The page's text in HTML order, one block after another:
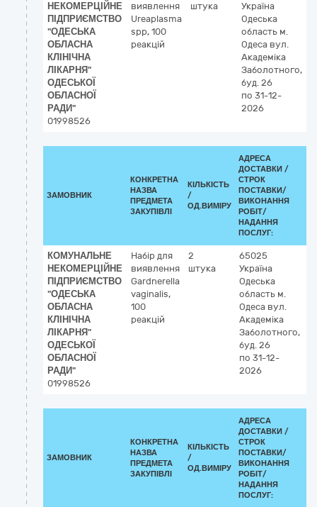
НЕКОМЕРЦІЙНЕ
ПІДПРИЄМСТВО
"ОДЕСЬКА
ОБЛАСНА
КЛІНІЧНА
ЛІКАРНЯ"
ОДЕСЬКОЇ
ОБЛАСНОЇ
РАДИ"
01998526
виявлення
Ureaplasma
spp, 100
реакцій
штука
Україна
Одеська
область м.
Одеса вул.
Академіка
Заболотного,
буд. 26
по 31-12-
2026
ЗАМОВНИК
КОНКРЕТНА
НАЗВА
ПРЕДМЕТА
ЗАКУПІВЛІ
КІЛЬКІСТЬ
/
ОД.ВИМІРУ
АДРЕСА
ДОСТАВКИ /
СТРОК
ПОСТАВКИ/
ВИКОНАННЯ
РОБІТ/
НАДАННЯ
ПОСЛУГ:
КОМУНАЛЬНЕ
НЕКОМЕРЦІЙНЕ
ПІДПРИЄМСТВО
"ОДЕСЬКА
ОБЛАСНА
КЛІНІЧНА
ЛІКАРНЯ"
ОДЕСЬКОЇ
ОБЛАСНОЇ
РАДИ"
01998526
Набір для
виявлення
Gardnerella
vaginalis,
100
реакцій
2
штука
65025
Україна
Одеська
область м.
Одеса вул.
Академіка
Заболотного,
буд. 26
по 31-12-
2026
ЗАМОВНИК
КОНКРЕТНА
НАЗВА
ПРЕДМЕТА
ЗАКУПІВЛІ
КІЛЬКІСТЬ
/
ОД.ВИМІРУ
АДРЕСА
ДОСТАВКИ /
СТРОК
ПОСТАВКИ/
ВИКОНАННЯ
РОБІТ/
НАДАННЯ
ПОСЛУГ: